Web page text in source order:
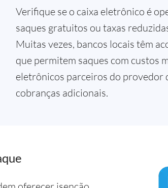
Verifique se o caixa eletrônico é
saques gratuitos ou taxas
Muitas vezes, bancos locais têm
que permitem saques com custos
eletrônicos parceiros do provedor
cobranças adicionais.